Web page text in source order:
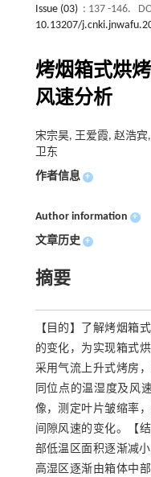
Issue (03) : 137 -146.
10.13207/
烤烟箱式烘
风速分析
宋宗昊, 王爱霞, 赵浩
卫东
作者信息 +
Author information +
文章历史 +
摘要
【目的】了解烤烟箱
的变化，为实现箱式
采用气流上升式烤房
同位点的温湿度及风
像，测定叶片皱缩率
间隙风速的变化。【
部低温区面积逐渐减
高湿区逐渐由箱体中